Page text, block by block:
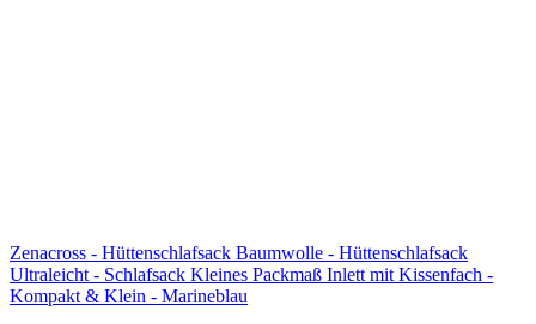
Zenacross - Hüttenschlafsack Baumwolle - Hüttenschlafsack
Ultraleicht - Schlafsack Kleines Packmaß Inlett mit Kissenfach -
Kompakt & Klein - Marineblau